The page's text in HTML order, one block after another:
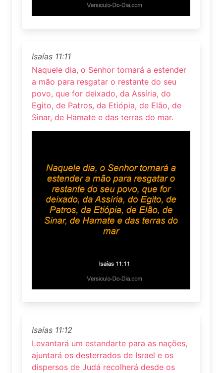
Isaías 11:11
Naquele dia, o Senhor tornará a estender
a mão para resgatar o restante do seu
povo, que for deixado, da Assíria, do
Egito, de Patros, da Etiópia, de Elão, de
Sinar, de Hamate e das terras do mar.
Isaías 11:12
Levantará um estandarte para as nações,
ajuntará os desterrados de Israel e os
dispersos de Judá recolherá desde os